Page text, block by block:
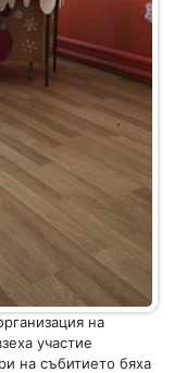
на
участие
на събитието бяха